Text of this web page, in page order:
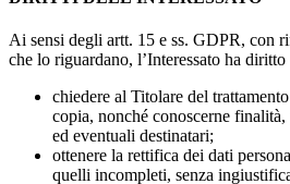
Ai sensi degli artt. 15 e ss. GDPR, con
che lo riguardano, l’Interessato ha diritto
chiedere al Titolare del
copia, nonché conoscerne
ed eventuali destinatari;
ottenere la rettifica dei dati
quelli incompleti, senza